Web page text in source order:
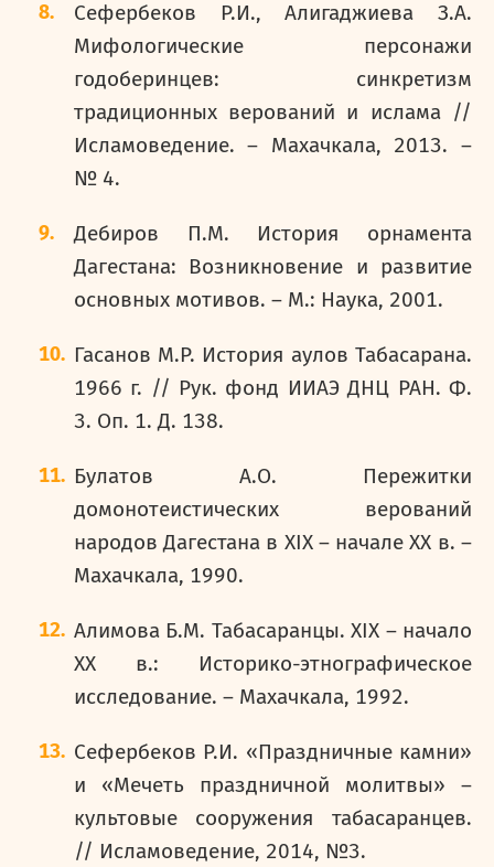
Сефербеков Р.И., Алигаджиева З.А.
Мифологические персонажи
годоберинцев: синкретизм
традиционных верований и ислама //
Исламоведение. – Махачкала, 2013. –
№ 4.
Дебиров П.М. История орнамента
Дагестана: Возникновение и развитие
основных мотивов. – М.: Наука, 2001.
Гасанов М.Р. История аулов Табасарана.
1966 г. // Рук. фонд ИИАЭ ДНЦ РАН. Ф.
3. Оп. 1. Д. 138.
Булатов А.О. Пережитки
домонотеистических верований
народов Дагестана в XIX – начале XX в. –
Махачкала, 1990.
Алимова Б.М. Табасаранцы. XIX – начало
XX в.: Историко-этнографическое
исследование. – Махачкала, 1992.
Сефербеков Р.И. «Праздничные камни»
и «Мечеть праздничной молитвы» –
культовые сооружения табасаранцев.
// Исламоведение, 2014, №3.